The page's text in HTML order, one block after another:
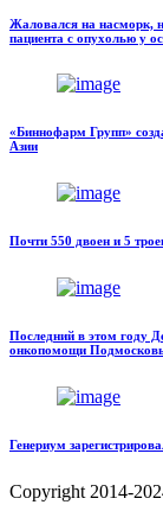
Жаловался на насморк,
пациента с опухолью у
«Биннофарм Групп»
Азии
Почти 550 двоен и 5
Последний в этом году
онкопомощи
Генериум
Copyright 2014-